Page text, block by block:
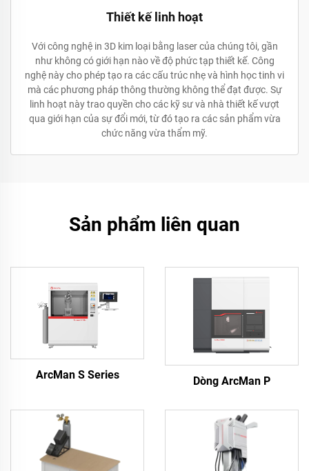
Thiết kế linh hoạt
Với công nghệ in 3D kim loại bằng laser của chúng tôi, gần
như không có giới hạn nào về độ phức tạp thiết kế. Công
nghệ này cho phép tạo ra các cấu trúc nhẹ và hình học tinh vi
mà các phương pháp thông thường không thể đạt được. Sự
linh hoạt này trao quyền cho các kỹ sư và nhà thiết kế vượt
qua giới hạn của sự đổi mới, từ đó tạo ra các sản phẩm vừa
chức năng vừa thẩm mỹ.
Sản phẩm liên quan
ArcMan S Series Dòng ArcMan P